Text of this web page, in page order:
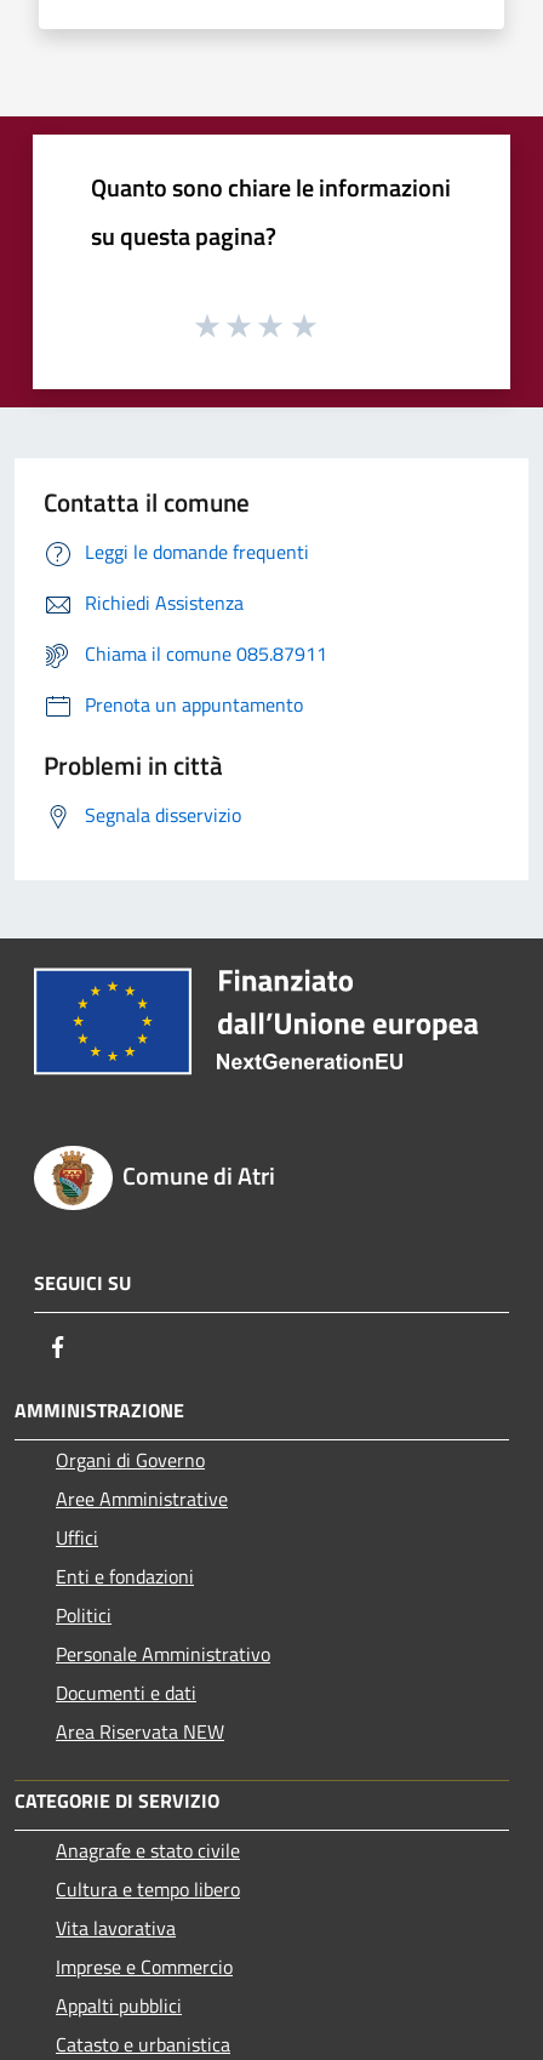
Quanto sono chiare le informazioni
su questa pagina?
Contatta il comune
Leggi le domande frequenti
Richiedi Assistenza
Chiama il comune 085.87911
Prenota un appuntamento
Problemi in città
Segnala disservizio
Comune di Atri
SEGUICI SU
AMMINISTRAZIONE
Organi di Governo
Aree Amministrative
Uffici
Enti e fondazioni
Politici
Personale Amministrativo
Documenti e dati
Area Riservata NEW
CATEGORIE DI SERVIZIO
Anagrafe e stato civile
Cultura e tempo libero
Vita lavorativa
Imprese e Commercio
Appalti pubblici
Catasto e urbanistica